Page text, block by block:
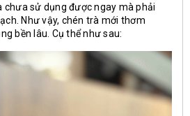
chưa sử dụng được ngay mà phải
Như vậy, chén trà mới thơm
bền lâu. Cụ thể như sau: